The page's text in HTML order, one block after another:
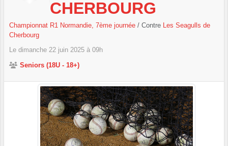
CHERBOURG
Championnat R1 Normandie, 7ème journée / Contre Les Seagulls de
Cherbourg
Le dimanche 22 juin 2025 à 09h
Seniors (18U - 18+)